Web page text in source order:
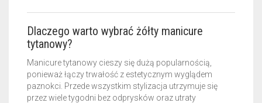
Dlaczego warto wybrać żółty manicure
tytanowy?
Manicure tytanowy cieszy się dużą popularnością,
ponieważ łączy trwałość z estetycznym wyglądem
paznokci. Przede wszystkim stylizacja utrzymuje się
przez wiele tygodni bez odprysków oraz utraty